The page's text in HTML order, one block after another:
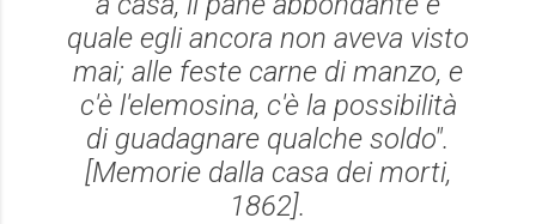
quale egli ancora non aveva visto
mai; alle feste carne di manzo, e
c'è l'elemosina, c'è la possibilità
di guadagnare qualche soldo".
[Memorie dalla casa dei morti,
1862].